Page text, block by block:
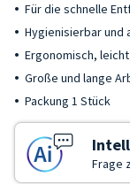
Für die schnelle
Hygienisierbar und
Ergonomisch,
Große und lange
Packung 1 Stück
Frage